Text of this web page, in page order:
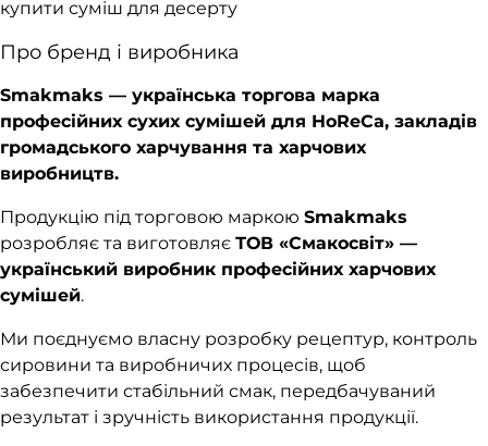
купити суміш для десерту
Про бренд і виробника
Smakmaks — українська торгова марка
професійних сухих сумішей для HoReCa, закладів
громадського харчування та харчових
виробництв.
Продукцію під торговою маркою Smakmaks
розробляє та виготовляє ТОВ «Смакосвіт» —
український виробник професійних харчових
сумішей.
Ми поєднуємо власну розробку рецептур, контроль
сировини та виробничих процесів, щоб
забезпечити стабільний смак, передбачуваний
результат і зручність використання продукції.